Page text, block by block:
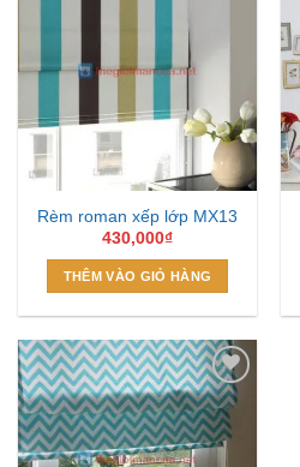
Wishlist
Rèm roman xếp lớp MX13
430,000₫
THÊM VÀO GIỎ HÀNG
Add to
Wishlist